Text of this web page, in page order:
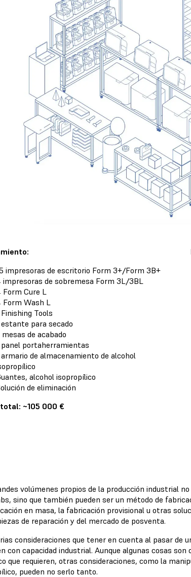
impresoras de escritorio Form 3+/Form 3B+
impresoras de sobremesa Form 3L/3BL
Form Cure L
Form Wash L
Finishing Tools
estante para secado
mesas de acabado
panel portaherramientas
armario de almacenamiento de alcohol
alcohol isopropílico
de eliminación
~105 000 €
volúmenes propios de la producción industrial
sino que también pueden ser un método de
en masa, la fabricación provisional u otras
de reparación y del mercado de posventa.
consideraciones que tener en cuenta al pasar de
con capacidad industrial. Aunque algunas cosas
que requieren, otras consideraciones, como la
pueden no serlo tanto.